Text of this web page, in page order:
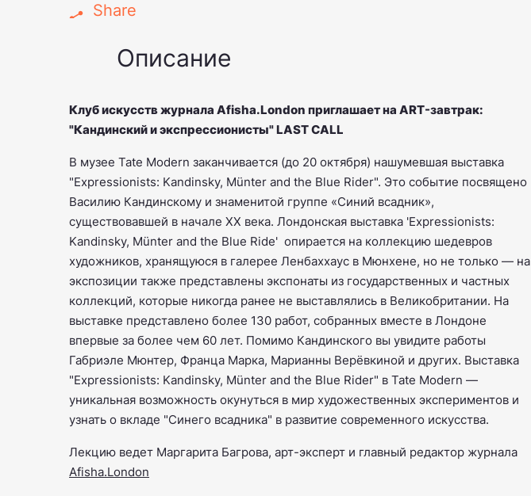
Share
Описание
Клуб искусств журнала Afisha.London приглашает на ART-завтрак:
"Кандинский и экспрессионисты" LAST CALL
В музее Tate Modern заканчивается (до 20 октября) нашумевшая выставка
"Expressionists: Kandinsky, Münter and the Blue Rider". Это событие посвящено
Василию Кандинскому и знаменитой группе «Синий всадник»,
существовавшей в начале XX века. Лондонская выставка 'Expressionists:
Kandinsky, Münter and the Blue Ride' опирается на коллекцию шедевров
художников, хранящуюся в галерее Ленбаххаус в Мюнхене, но не только — на
экспозиции также представлены экспонаты из государственных и частных
коллекций, которые никогда ранее не выставлялись в Великобритании. На
выставке представлено более 130 работ, собранных вместе в Лондоне
впервые за более чем 60 лет. Помимо Кандинского вы увидите работы
Габриэле Мюнтер, Франца Марка, Марианны Верёвкиной и других. Выставка
"Expressionists: Kandinsky, Münter and the Blue Rider" в Tate Modern —
уникальная возможность окунуться в мир художественных экспериментов и
узнать о вкладе "Синего всадника" в развитие современного искусства.
Лекцию ведет Маргарита Багрова, арт-эксперт и главный редактор журнала
Afisha.London